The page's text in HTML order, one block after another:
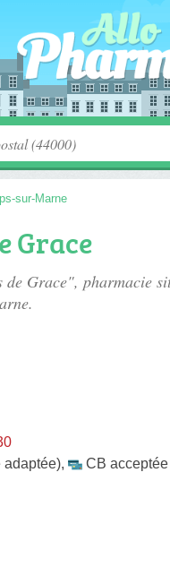
sur-Marne
Grace
de Grace", pharmacie
adaptée),
CB acceptée